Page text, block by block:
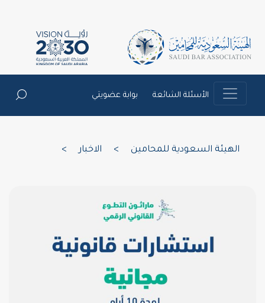
الأسئلة الشائعة بوابة عضويتي
الهيئة السعودية للمحامين الاخبار